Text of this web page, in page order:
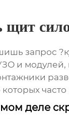
щит
запрос
и модулей,
часто
деле